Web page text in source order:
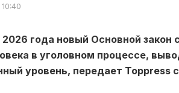
года новый Основной закон
в уголовном процессе,
уровень, передает Toppress